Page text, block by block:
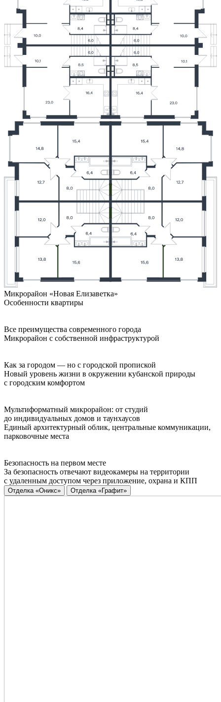
Микрорайон «Новая Елизаветка»
Особенности квартиры
Все преимущества современного города
Микрорайон с собственной инфраструктурой
Как за городом — но с городской пропиской
Новый уровень жизни в окружении кубанской природы
с городским комфортом
Мультиформатный микрорайон: от студий
до индивидуальных домов и таунхаусов
Единый архитектурный облик, центральные коммуникации,
парковочные места
Безопасность на первом месте
За безопасность отвечают видеокамеры на территории
с удаленным доступом через приложение, охрана и КПП
Отделка «Оникс» Отделка «Графит»